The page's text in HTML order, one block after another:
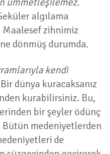
algılama
zihnimiz
dönmüş durumda.
kendi
dünya kuracaksanız
kurabilirsiniz. Bu,
bir şeyler ödünç
Bütün medeniyetlerden
de